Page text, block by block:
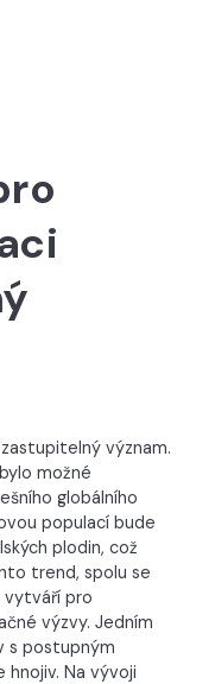
význam.
možné
globálního
populací bude
plodin, což
trend, spolu se
vytváří pro
výzvy. Jedním
s postupným
hnojiv. Na vývoji